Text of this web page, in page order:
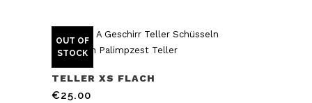
OUT OF
STOCK
TELLER XS FLACH
€25.00